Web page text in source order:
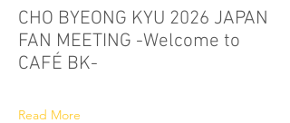
CHO BYEONG KYU 2026 JAPAN
FAN MEETING -Welcome to
CAFÉ BK-
Read More